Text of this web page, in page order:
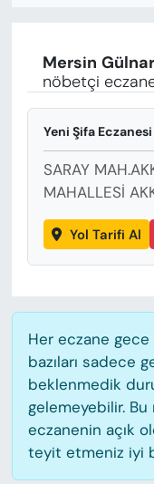
Mersin Gülnar
nöbetçi
Yeni Şifa Eczanesi
SARAY
MAHALLESİ
Yol Tarifi Al
Her eczane gece
bazıları sadece
beklenmedik
gelemeyebilir.
eczanenin açık
teyit etmeniz iyi
EĞİTİM
SAĞLIK
ÖZEL HABER
YAZAR
SİYASET
Haber Arşivi